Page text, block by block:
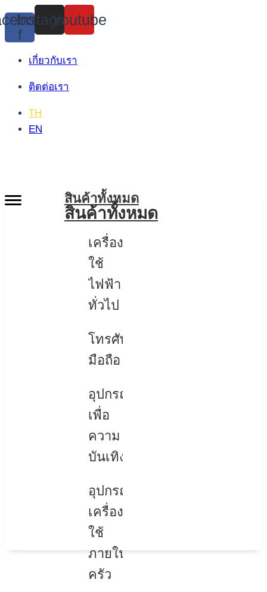
Skip
to
content
f
Instagram
Youtube
เกี่ยวกับเรา
ติดต่อเรา
TH
EN
สินค้าทั้งหมด
สินค้าทั้งหมด
เครื่อง
ใช้
ไฟฟ้า
ทั่วไป
โทรศัพท์
มือถือ
อุปกรณ์
เพื่อ
ความ
บันเทิง
อุปกรณ์
เครื่อง
ใช้
ภายใน
ครัว